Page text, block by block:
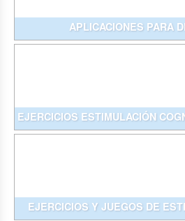
APLICACIONES PARA
EJERCICIOS ESTIMULACIÓN
EJERCICIOS Y JUEGOS DE